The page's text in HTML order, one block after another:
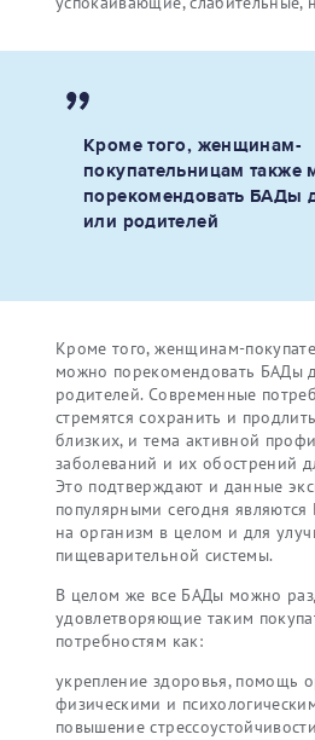
Кроме того, женщинам-
покупательницам также
порекомендовать БАДы
или родителей
Кроме того, женщинам-
можно порекомендовать БАДы
родителей. Современные
стремятся сохранить и
близких, и тема активной
заболеваний и их обострений
Это подтверждают и данные
популярными сегодня
на организм в целом и для
пищеварительной системы.
В целом же все БАДы можно
удовлетворяющие таким
потребностям как:
укрепление здоровья, помощь
физическими и
повышение